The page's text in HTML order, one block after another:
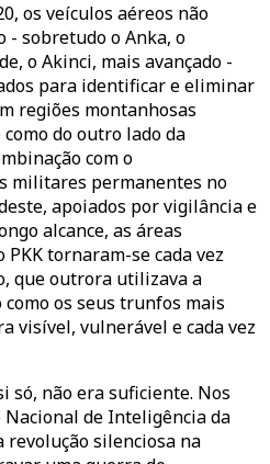
os veículos aéreos não
sobretudo o Anka, o
o Akinci, mais avançado -
para identificar e eliminar
regiões montanhosas
do outro lado da
com o
militares permanentes no
apoiados por vigilância e
alcance, as áreas
tornaram-se cada vez
que outrora utilizava a
os seus trunfos mais
visível, vulnerável e cada vez
só, não era suficiente. Nos
de Inteligência da
silenciosa na